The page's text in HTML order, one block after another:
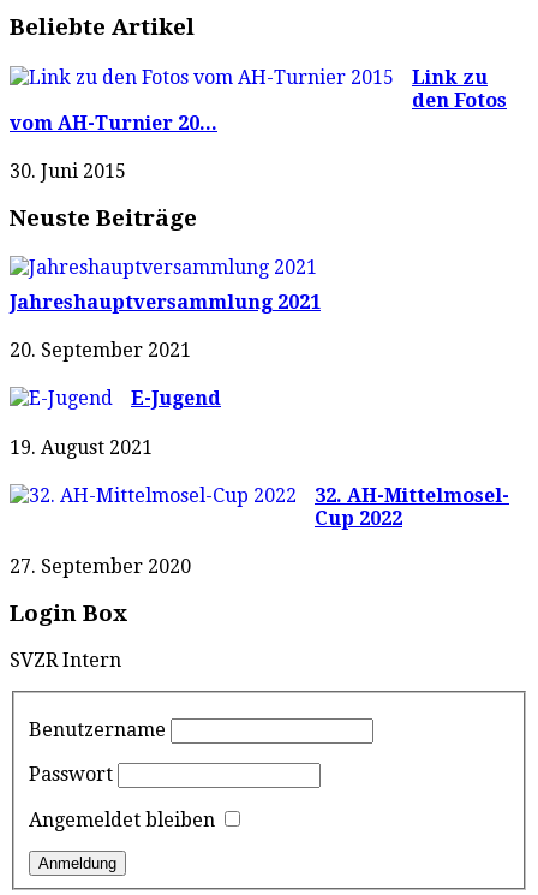
Beliebte Artikel
Link zu
den Fotos
vom AH-Turnier 20...
30. Juni 2015
Neuste Beiträge
Jahreshauptversammlung 2021
20. September 2021
E-Jugend
19. August 2021
32. AH-Mittelmosel-
Cup 2022
27. September 2020
Login Box
SVZR Intern
Benutzername
Passwort
Angemeldet bleiben